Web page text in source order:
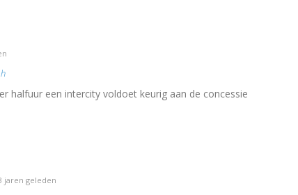
halfuur een intercity voldoet keurig aan de concessie
jaren geleden